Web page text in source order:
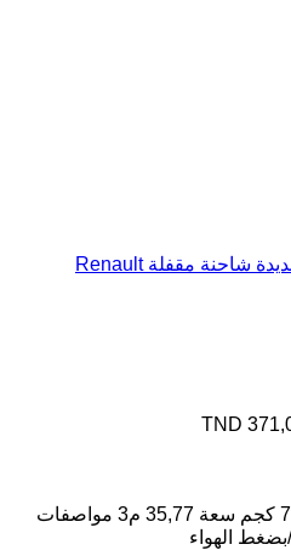
جديدة شاحنة مقفلة Renault
TND
سعة 35,77 م3
مواصفات
الهواء